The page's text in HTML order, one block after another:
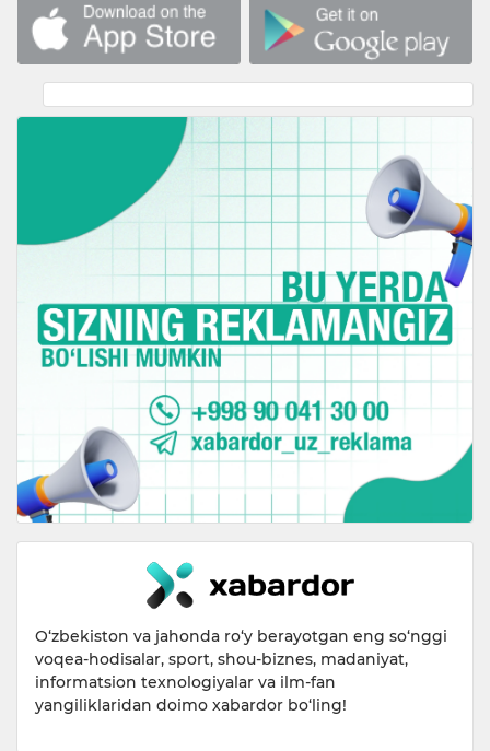
O‘zbekiston va jahonda ro‘y berayotgan eng so‘nggi
voqea-hodisalar, sport, shou-biznes, madaniyat,
informatsion texnologiyalar va ilm-fan
yangiliklaridan doimo xabardor bo‘ling!